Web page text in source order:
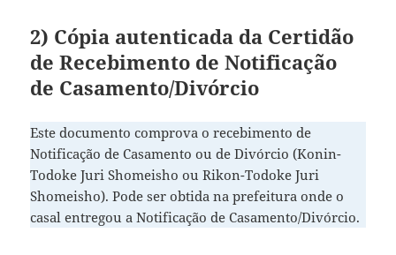
2) Cópia autenticada da Certidão
de Recebimento de Notificação
de Casamento/Divórcio
Este documento comprova o recebimento de
Notificação de Casamento ou de Divórcio (Konin-
Todoke Juri Shomeisho ou Rikon-Todoke Juri
Shomeisho). Pode ser obtida na prefeitura onde o
casal entregou a Notificação de Casamento/Divórcio.